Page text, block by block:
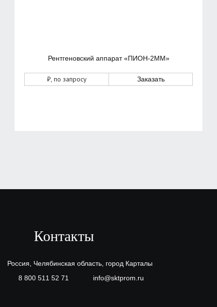
Рентгеновский аппарат «ПИОН-2ММ»
₽, по запросу Заказать
Контакты
Россия, Челябинская область, город Карталы
8 800 511 52 71
info@sktprom.ru